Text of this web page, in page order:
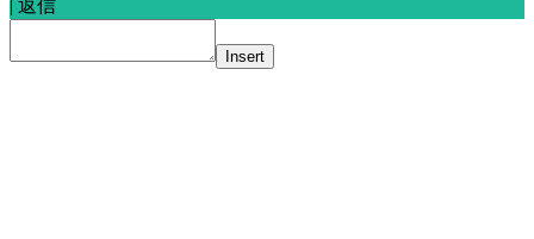
| 返信
Insert